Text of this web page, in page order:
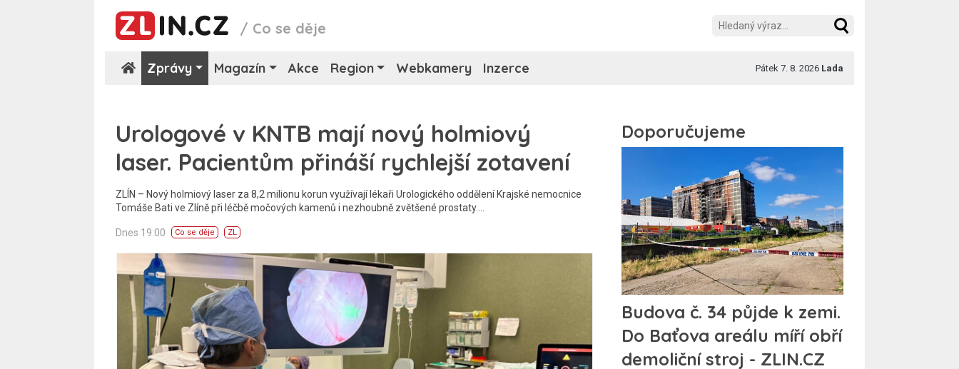
/ Co se děje
Zprávy Magazín Akce Region Webkamery Inzerce Pátek 7. 8. 2026 Lada
Urologové v KNTB mají nový holmiový
laser. Pacientům přináší rychlejší zotavení
ZLÍN – Nový holmiový laser za 8,2 milionu korun využívají lékaři Urologického oddělení Krajské nemocnice
Tomáše Bati ve Zlíně při léčbě močových kamenů i nezhoubně zvětšené prostaty.…
Dnes 19:00 Co se děje ZL